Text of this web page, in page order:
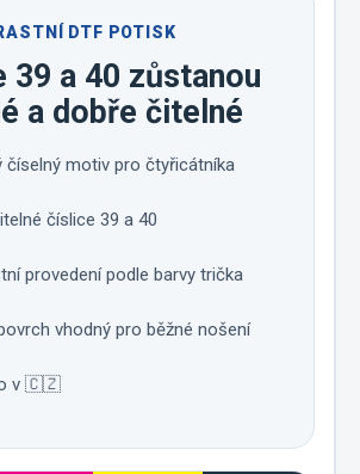
DTF POTISK
39 a 40 zůstanou
a dobře čitelné
číselný motiv pro čtyřicátníka
číslice 39 a 40
provedení podle barvy trička
vhodný pro běžné nošení
v 🇨🇿